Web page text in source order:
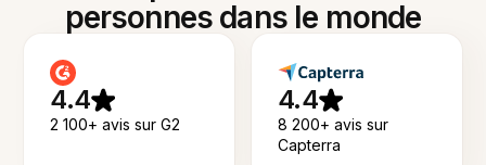
personnes dans le monde
4.4
2 100+ avis sur G2
4.4
8 200+ avis sur
Capterra